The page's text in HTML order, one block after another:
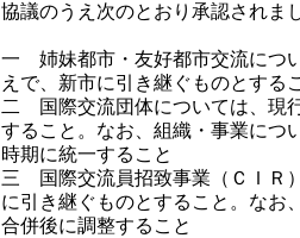
協議のうえ次のとおり承認されま
一 姉妹都市・友好都市交流につ
えで、新市に引き継ぐものとする
二 国際交流団体については、現
すること。なお、組織・事業につ
時期に統一すること
三 国際交流員招致事業（ＣＩＲ
に引き継ぐものとすること。なお
合併後に調整すること